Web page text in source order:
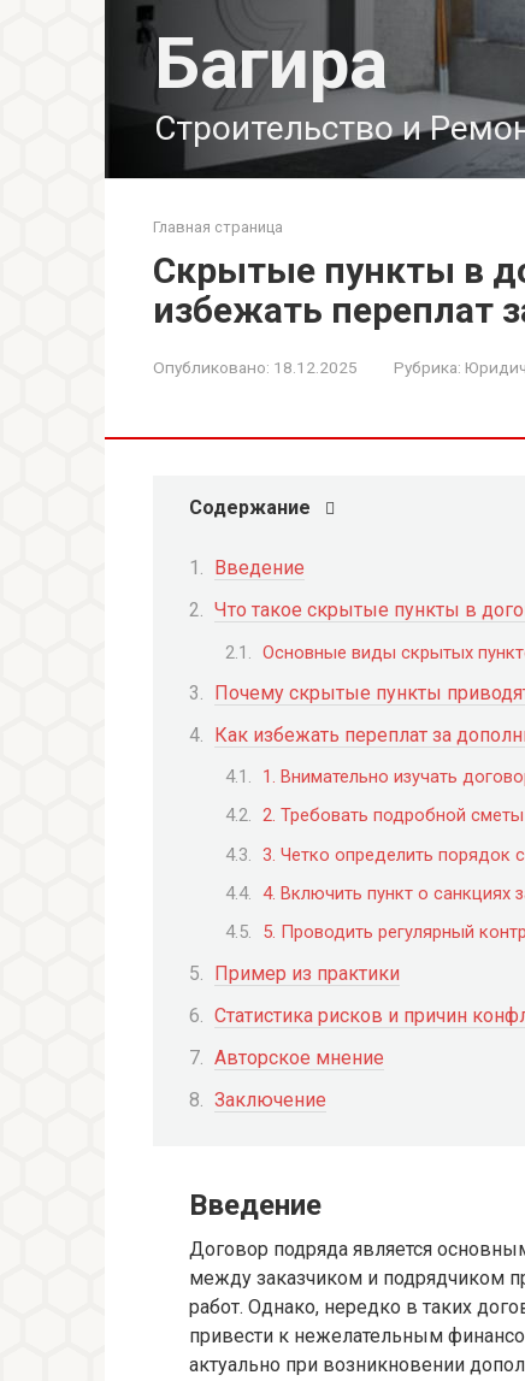
Багира
Строительство и
Главная страница
Скрытые пункты в
избежать переплат
Опубликовано: 18.12.2025 Рубрика:
Содержание
Введение
Что такое скрытые пункты в
Основные виды скрытых
Почему скрытые пункты
Как избежать переплат за
1. Внимательно изучать
2. Требовать подробной
3. Четко определить порядок
4. Включить пункт о санкциях
5. Проводить регулярный
Пример из практики
Статистика рисков и причин
Авторское мнение
Заключение
Введение
Договор подряда является
между заказчиком и подрядчиком
работ. Однако, нередко в таких
привести к нежелательным
актуально при возникновении